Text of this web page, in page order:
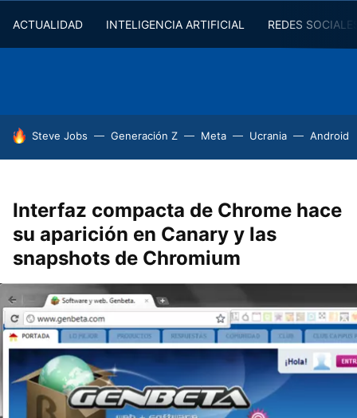
ACTUALIDAD INTELIGENCIA ARTIFICIAL REDES
HOY SE HABLA DE
Steve Jobs Generación Z Meta Ucrania Android
Interfaz compacta de Chrome hace
su aparición en Canary y las
snapshots de Chromium